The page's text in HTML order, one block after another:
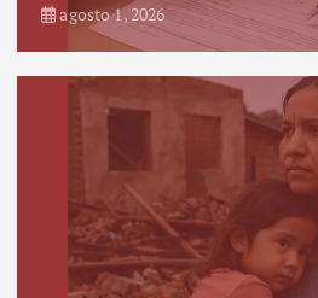
agosto 1, 2026